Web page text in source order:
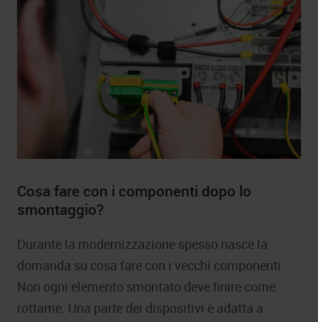
Cosa fare con i componenti dopo lo
smontaggio?
Durante la modernizzazione spesso nasce la
domanda su cosa fare con i vecchi componenti.
Non ogni elemento smontato deve finire come
rottame. Una parte dei dispositivi è adatta a: